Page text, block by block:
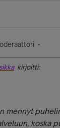
kirjoitti:
mennyt
koska